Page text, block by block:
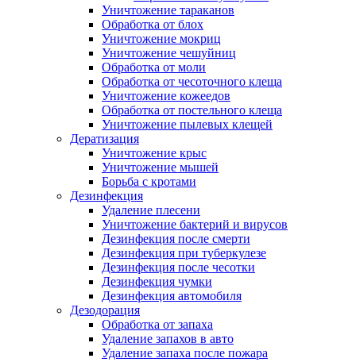
Уничтожение тараканов
Обработка от блох
Уничтожение мокриц
Уничтожение чешуйниц
Обработка от моли
Обработка от чесоточного клеща
Уничтожение кожеедов
Обработка от постельного клеща
Уничтожение пылевых клещей
Дератизация
Уничтожение крыс
Уничтожение мышей
Борьба с кротами
Дезинфекция
Удаление плесени
Уничтожение бактерий и вирусов
Дезинфекция после смерти
Дезинфекция при туберкулезе
Дезинфекция после чесотки
Дезинфекция чумки
Дезинфекция автомобиля
Дезодорация
Обработка от запаха
Удаление запахов в авто
Удаление запаха после пожара